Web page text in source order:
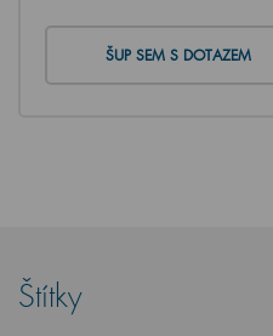
ŠUP SEM S DOTAZEM
Štítky